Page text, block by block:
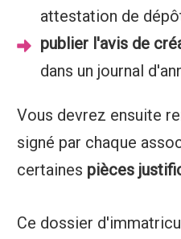
attestation de
publier l'avis de
dans un journal
Vous devrez ensuite
signé par chaque
certaines pièces
Ce dossier